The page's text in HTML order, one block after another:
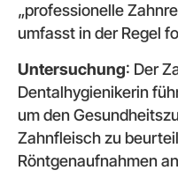
„professionelle
umfasst in der Regel
Untersuchung: Der
Dentalhygienikerin
um den
Zahnfleisch zu
Röntgenaufnahmen